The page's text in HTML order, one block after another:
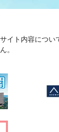
イト内容につい
。